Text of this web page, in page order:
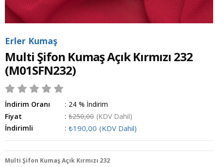
Erler Kumaş
Multi Şifon Kumaş Açık Kırmızı 232
(M01SFN232)
İndirim Oranı : %
24
İndirim
Fiyat
: ₺250,00 (KDV Dahil)
İndirimli
: ₺190,00 (KDV Dahil)
Multi Şifon Kumaş Açık Kırmızı 232